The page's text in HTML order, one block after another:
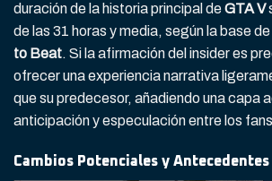
duración de la historia principal deGTA V
de las 31 horas y media, según la base
to Beat. Si la afirmación del insider es
ofrecer una experiencia narrativa
que su predecesor, añadiendo una capa
anticipación y especulación entre los
Cambios Potenciales y